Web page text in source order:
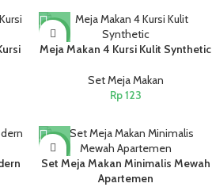
NEW
Meja Makan 4 Kursi Kulit Synthetic
Set Meja Makan
Rp123
NEW
Set Meja Makan Minimalis Mewah
Apartemen